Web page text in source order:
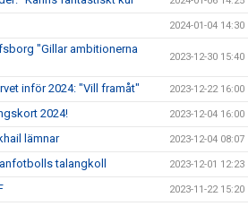
2024-01-04 14:30
"Gillar ambitionerna
2023-12-30 15:40
inför 2024: "Vill framåt" 2023-12-22 16:00
2024! 2023-12-04 16:00
lämnar 2023-12-04 08:07
talangkoll 2023-12-01 12:23
2023-11-22 15:20